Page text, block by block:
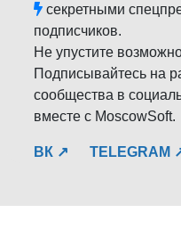
секретными
подписчиков.
Не упустите
Подписывайтесь на
сообщества в
вместе с MoscowSoft.
ВК ↗ TELEGRAM